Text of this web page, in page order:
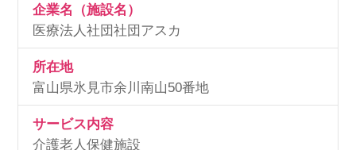
企業名（施設名）
医療法人社団社団アスカ
所在地
富山県氷見市余川南山50番地
サービス内容
介護老人保健施設